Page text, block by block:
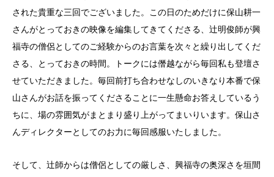
された貴重な三回でございました。この日のためだけに保山耕一
さんがとっておきの映像を編集してきてくださる、辻明俊師が興
福寺の僧侶としてのご経験からのお言葉を次々と繰り出してくだ
さる、とっておきの時間。トークには僭越ながら毎回私も登壇さ
せていただきました。毎回前打ち合わせなしのいきなり本番で保
山さんがお話を振ってくださることに一生懸命お答えしているう
ちに、場の雰囲気がまとまり盛り上がってまいりいます。保山さ
んディレクターとしてのお力に毎回感服いたしました。
そして、辻師からは僧侶としての厳しさ、興福寺の奥深さを垣間